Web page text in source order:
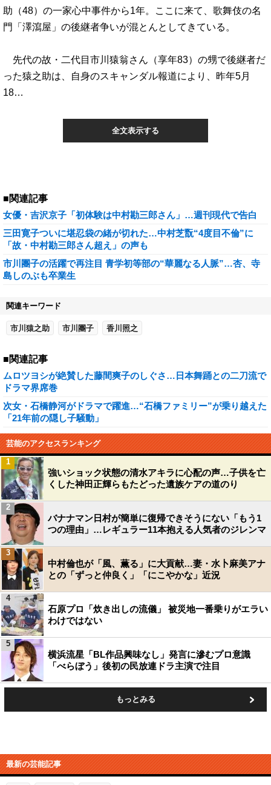
助（48）の一家心中事件から1年。ここに来て、歌舞伎の名
門「澤瀉屋」の後継者争いが混とんとしてきている。
先代の故・二代目市川猿翁さん（享年83）の甥で後継者だ
った猿之助は、自身のスキャンダル報道により、昨年5月
18…
全文表示する
■関連記事
女優・吉沢京子「初体験は中村勘三郎さん」…週刊現代で告白
三田寛子ついに堪忍袋の緒が切れた…中村芝翫“4度目不倫”に
「故・中村勘三郎さん超え」の声も
市川團子の活躍で再注目 青学初等部の“華麗なる人脈”…杏、寺
島しのぶも卒業生
関連キーワード
市川猿之助 市川團子 香川照之
■関連記事
ムロツヨシが絶賛した藤間爽子のしぐさ…日本舞踊との二刀流で
ドラマ界席巻
次女・石橋静河がドラマで躍進…“石橋ファミリー”が乗り越えた
「21年前の隠し子騒動」
芸能のアクセスランキング
強いショック状態の清水アキラに心配の声…子供を亡
くした神田正輝らもたどった遺族ケアの道のり
1
バナナマン日村が簡単に復帰できそうにない「もう1
つの理由」…レギュラー11本抱える人気者のジレンマ
2
中村倫也が「風、薫る」に大貢献…妻・水卜麻美アナ
との「ずっと仲良く」「にこやかな」近況
3
石原プロ「炊き出しの流儀」 被災地一番乗りがエラい
わけではない
4
横浜流星「BL作品興味なし」発言に滲むプロ意識
「べらぼう」後初の民放連ドラ主演で注目
5
もっとみる
最新の芸能記事